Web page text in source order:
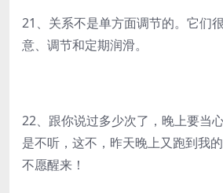
21、关系不是单方面调节的。它们
意、调节和定期润滑。
22、跟你说过多少次了，晚上要当
是不听，这不，昨天晚上又跑到我
不愿醒来！